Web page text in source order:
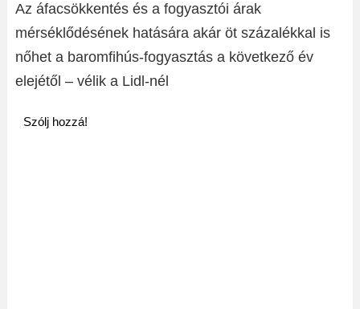
Az áfacsökkentés és a fogyasztói árak
mérséklődésének hatására akár öt százalékkal is
nőhet a baromfihús-fogyasztás a következő év
elejétől – vélik a Lidl-nél
Szólj hozzá!